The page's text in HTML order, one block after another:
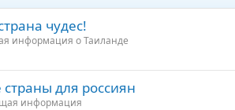
чудес!
информация о Таиланде
для россиян
информация